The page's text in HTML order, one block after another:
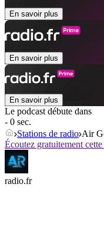
En savoir plus
En savoir plus
En savoir plus
Le podcast débute dans
- 0 sec.
Stations de radio Air
Écoutez gratuitement
radio.fr